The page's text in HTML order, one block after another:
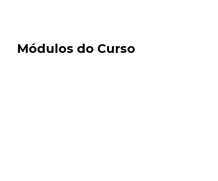
Módulos do Curso